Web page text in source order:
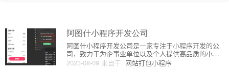
阿图什小程序开发公司
2023-08-09 来自于 网站打包小程序
阿图什小程序开发公司是一家专注于小程序开发的公
司，致力于为企事业单位以及个人提供高品质的小程
序开发服务。以下是对阿图什小程序开发公司的原理
和详细介绍。1. 原理小程序是指在手机系统里独立存